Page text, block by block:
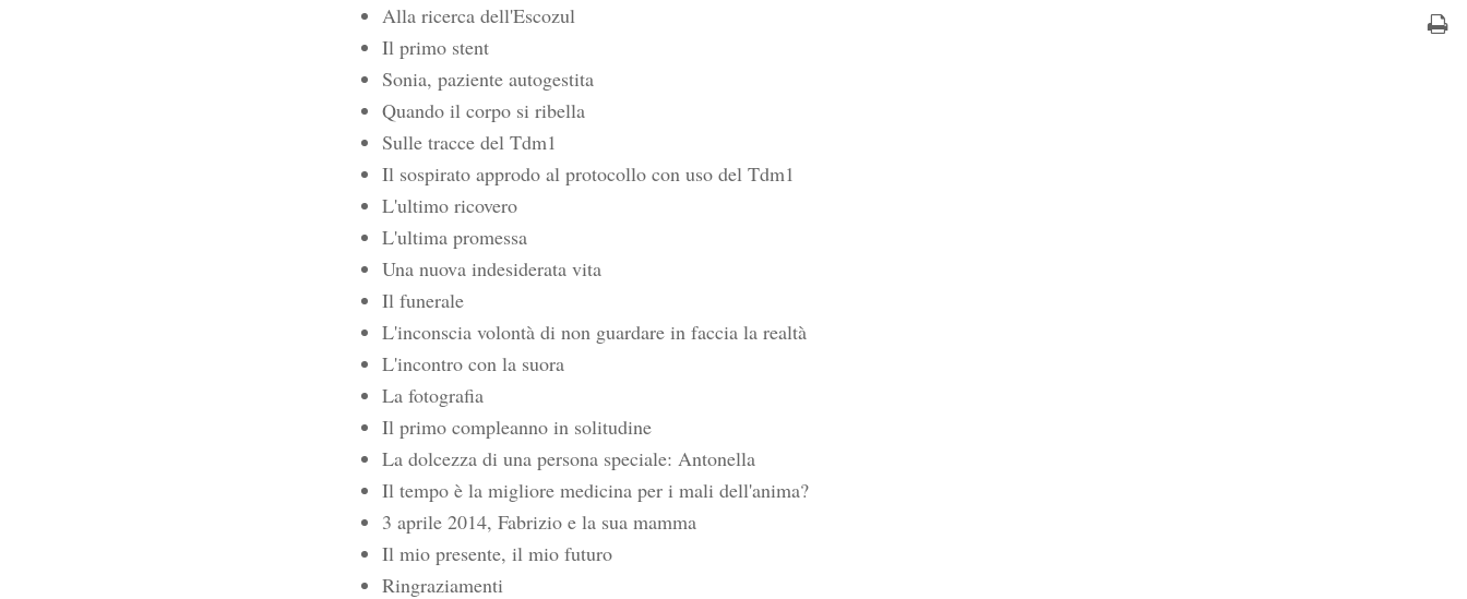
Alla ricerca dell'Escozul
Il primo stent
Sonia, paziente autogestita
Quando il corpo si ribella
Sulle tracce del Tdm1
Il sospirato approdo al protocollo con uso del Tdm1
L'ultimo ricovero
L'ultima promessa
Una nuova indesiderata vita
Il funerale
L'inconscia volontà di non guardare in faccia la realtà
L'incontro con la suora
La fotografia
Il primo compleanno in solitudine
La dolcezza di una persona speciale: Antonella
Il tempo è la migliore medicina per i mali dell'anima?
3 aprile 2014, Fabrizio e la sua mamma
Il mio presente, il mio futuro
Ringraziamenti